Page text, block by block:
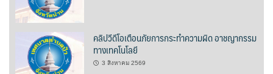
บ้านฮิมนาปัว
บ้านไม้ปลายนา
คลิปวีดีโอเตือนภัยการกระทำความผิด อาชญากรรม
ทางเทคโนโลยี
3 สิงหาคม 2569